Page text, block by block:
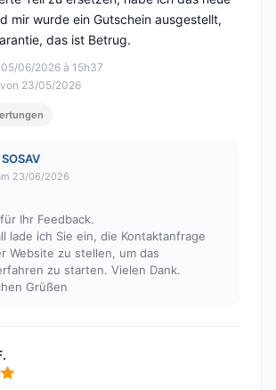
06/2026 à 15h37
23/05/2026
mir wurde ein Gutschein ausgestellt,
das ist Betrug.
23/06/2026
Ihr Feedback.
lade ich Sie ein, die Kontaktanfrage
Website zu stellen, um das
zu starten. Vielen Dank.
Grüßen
von 5